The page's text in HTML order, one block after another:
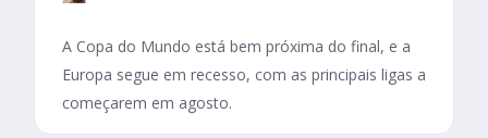
A Copa do Mundo está bem próxima do final, e a
Europa segue em recesso, com as principais ligas a
começarem em agosto.